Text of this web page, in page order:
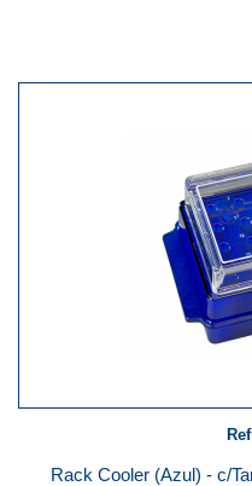
Rack Cooler (Azul) - c/